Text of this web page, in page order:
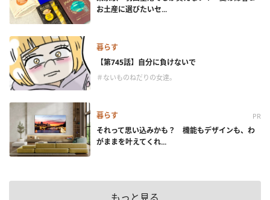
お土産に選びたいセ...
暮らす
【第745話】自分に負けないで
＃ないものねだりの女達。
暮らす PR
それって思い込みかも？ 機能もデザインも、わ
がままを叶えてくれ...